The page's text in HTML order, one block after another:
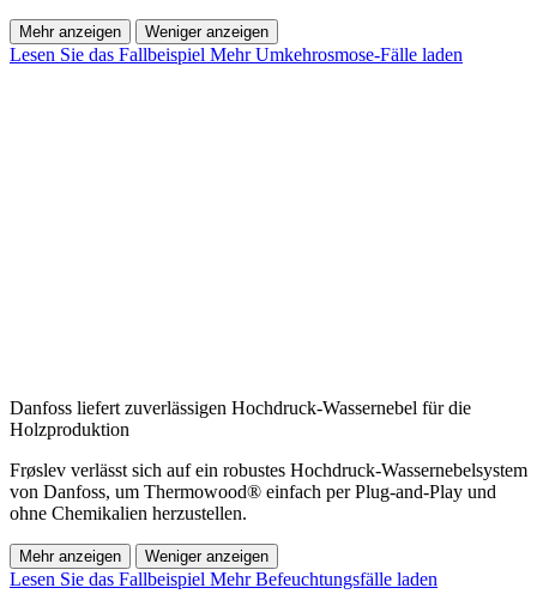
Mehr anzeigen Weniger anzeigen
Lesen Sie das Fallbeispiel Mehr Umkehrosmose-Fälle laden
Danfoss liefert zuverlässigen Hochdruck-Wassernebel für die
Holzproduktion
Frøslev verlässt sich auf ein robustes Hochdruck-Wassernebelsystem
von Danfoss, um Thermowood® einfach per Plug-and-Play und
ohne Chemikalien herzustellen.
Mehr anzeigen Weniger anzeigen
Lesen Sie das Fallbeispiel Mehr Befeuchtungsfälle laden